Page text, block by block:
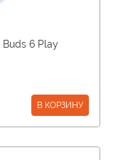
Buds 6 Play
В КОРЗИНУ